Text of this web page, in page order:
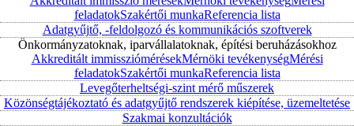
feladatokSzakértői munkaReferencia lista
Adatgyűjtő, -feldolgozó és kommunikációs szoftverek
Önkormányzatoknak, iparvállalatoknak, építési beruházásokhoz
Akkreditált immissziómérésekMérnöki tevékenységMérési
feladatokSzakértői munkaReferencia lista
Levegőterheltségi-szint mérő műszerek
Közönségtájékoztató és adatgyűjtő rendszerek kiépítése, üzemeltetése
Szakmai konzultációk